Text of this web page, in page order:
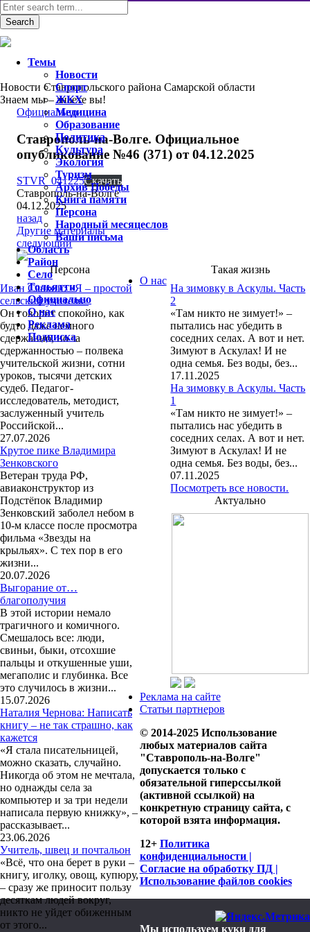
Новости Ставропольского района Самарской области
Знаем мы – знаете вы!
Официально
Ставрополь-на-Волге. Официальное
опубликование №46 (371) от 04.12.2025
STVR_041225Скачать
Ставрополь-на-Волге
04.12.2025
назад
Другие материалы
следующий
Персона
Иван Савкин: «Я – простой
сельский учитель»
Он говорит спокойно, как
будто даже немного
сдержанно, но за
сдержанностью – полвека
учительской жизни, сотни
уроков, тысячи детских
судеб. Педагог-
исследователь, методист,
заслуженный учитель
Российской...
27.07.2026
Крутое пике Владимира
Зенковского
Ветеран труда РФ,
авиаконструктор из
Подстёпок Владимир
Зенковский заболел небом в
10-м классе после просмотра
фильма «Звезды на
крыльях». С тех пор в его
жизни...
20.07.2026
Выгорание от…
благополучия
В этой истории немало
трагичного и комичного.
Смешалось все: люди,
свиньи, быки, отсохшие
пальцы и откушенные уши,
мегаполис и глубинка. Все
это случилось в жизни...
15.07.2026
Наталия Чернова: Написать
книгу – не так страшно, как
кажется
«Я стала писательницей,
можно сказать, случайно.
Никогда об этом не мечтала,
но однажды села за
компьютер и за три недели
написала первую книжку», –
рассказывает...
23.06.2026
Учитель, швец и почтальон
«Всё, что она берет в руки –
книгу, иголку, овощ, купюру,
– сразу же приносит пользу
десяткам людей вокруг,
никто не уйдет обиженным
от этого...
Такая жизнь
На зимовку в Аскулы. Часть
2
«Там никто не зимует!» –
пытались нас убедить в
соседних селах. А вот и нет.
Зимуют в Аскулах! И не
одна семья. Без воды, без...
17.11.2025
На зимовку в Аскулы. Часть
1
«Там никто не зимует!» –
пытались нас убедить в
соседних селах. А вот и нет.
Зимуют в Аскулах! И не
одна семья. Без воды, без...
07.11.2025
Посмотреть все новости.
Актуально
О нас
Реклама на сайте
Статьи партнеров
© 2014-2025 Использование
любых материалов сайта
"Ставрополь-на-Волге"
допускается только с
обязательной гиперссылкой
(активной ссылкой) на
конкретную страницу сайта, с
которой взята информация.
12+ Политика
конфиденциальности |
Согласие на обработку ПД |
Использование файлов cookies
Темы
Новости
Спорт
ЖКХ
Медицина
Образование
Политика
Культура
Экология
Туризм
Архив Победы
Книга памяти
Персона
Народный месяцеслов
Ваши письма
Область
Район
Село
Тольятти
Официально
О нас
Реклама
Подписка
Мы используем куки для